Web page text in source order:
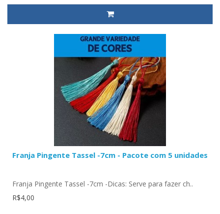
Franja Pingente Tassel -7cm - Pacote com 5 unidades
Franja Pingente Tassel -7cm -Dicas: Serve para fazer ch..
R$4,00